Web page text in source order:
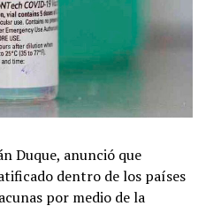
Duque, anunció que
dentro de los países
por medio de la